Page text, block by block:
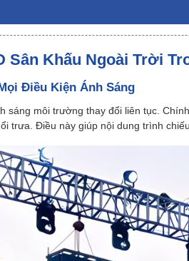
Sân Khấu Ngoài Trời
Điều Kiện Ánh Sáng
sáng môi trường thay đổi liên tục.
trưa. Điều này giúp nội dung trình